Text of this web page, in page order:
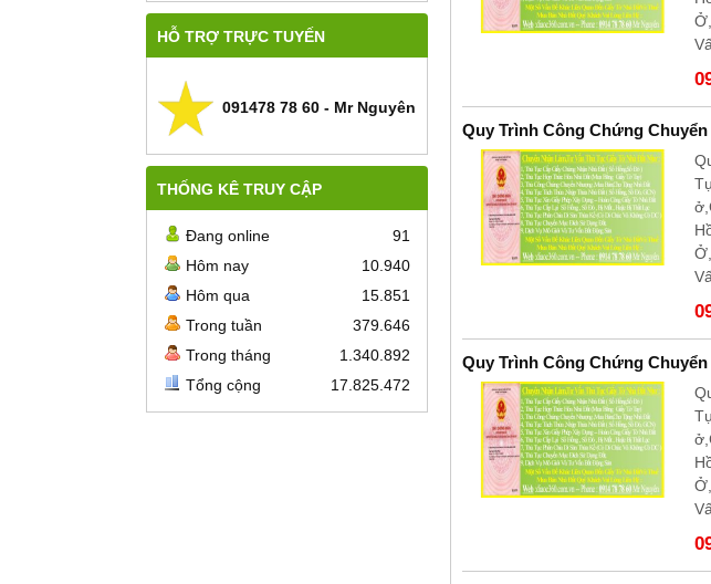
HỖ TRỢ TRỰC TUYẾN
091478 78 60 - Mr Nguyên
THỐNG KÊ TRUY CẬP
Đang online
91
Hôm nay
10.940
Hôm qua
15.851
Trong tuần
379.646
Trong tháng
1.340.892
Tổng cộng
17.825.472
Quy Trình Công Chứng
Quy Trình Công Chứng